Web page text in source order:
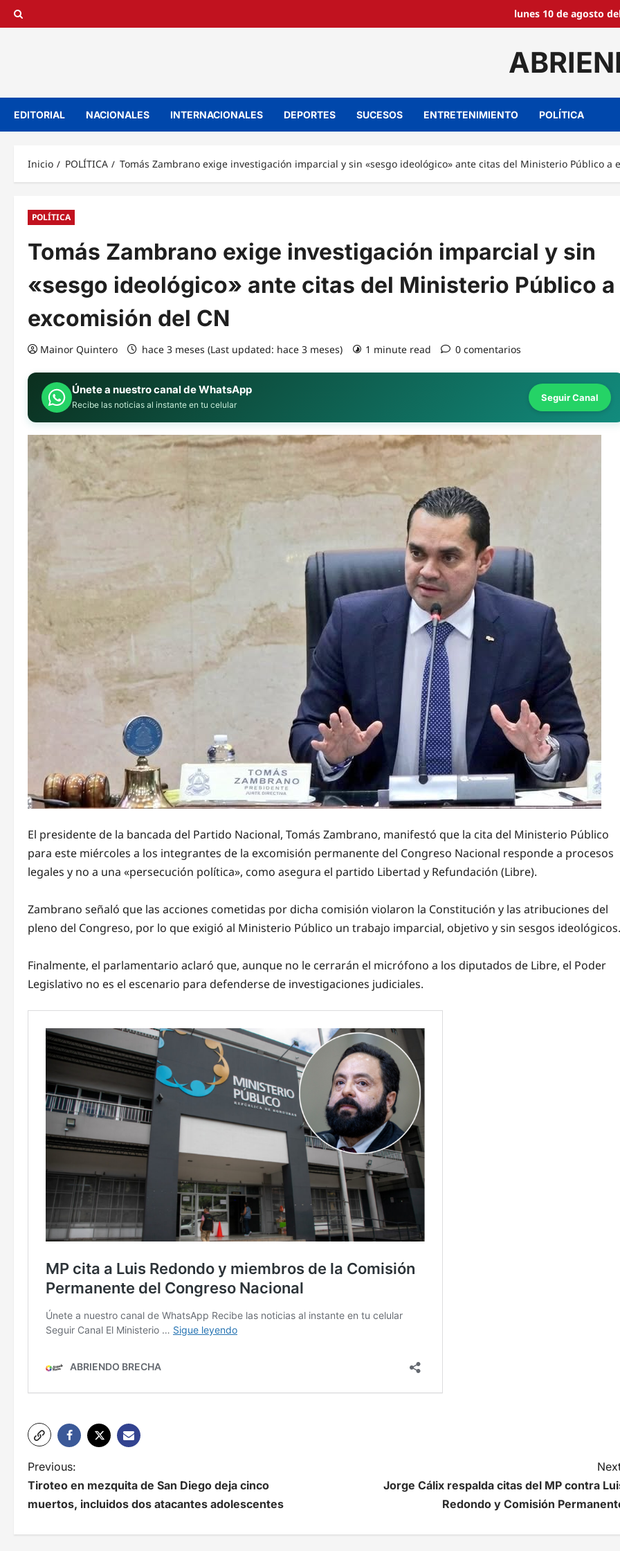
Saltar
lunes 10 de agosto
EDITORIAL NACIONALES INTERNACIONALES DEPORTES SUCESOS ENTRETENIMIENTO POLÍTICA
Inicio POLÍTICA Tomás Zambrano exige investigación imparcial y sin «sesgo ideológico» ante citas del Ministerio Público a
POLÍTICA
Tomás Zambrano exige investigación imparcial y sin
«sesgo ideológico» ante citas del Ministerio Público a
excomisión del CN
Mainor Quintero hace 3 meses (Last updated: hace 3 meses) 1 minute read 0 comentarios
Únete a nuestro canal de WhatsApp
Recibe las noticias al instante en tu celular
Seguir Canal
El presidente de la bancada del Partido Nacional, Tomás Zambrano, manifestó que la cita del Ministerio Público
para este miércoles a los integrantes de la excomisión permanente del Congreso Nacional responde a procesos
legales y no a una «persecución política», como asegura el partido Libertad y Refundación (Libre).
Zambrano señaló que las acciones cometidas por dicha comisión violaron la Constitución y las atribuciones del
pleno del Congreso, por lo que exigió al Ministerio Público un trabajo imparcial, objetivo y sin sesgos ideológicos.
Finalmente, el parlamentario aclaró que, aunque no le cerrarán el micrófono a los diputados de Libre, el Poder
Legislativo no es el escenario para defenderse de investigaciones judiciales.
N
a
Previous:
Tiroteo en mezquita de San Diego deja cinco
muertos, incluidos dos atacantes adolescentes
Jorge Cálix respalda citas del MP contra
Redondo y Comisión